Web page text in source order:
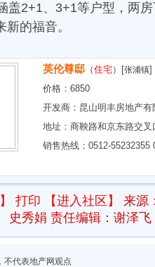
盖2+1、3+1等户型，两
的福音。
英伦尊邸 （住宅）[张浦镇]
价格： 6850
开发商： 昆山明丰房地产有
地址： 商鞅路和京东路交叉
销售热线：0512-55232355
打印 【进入社区】
来源
史秀娟 责任编辑：谢泽飞
不代表地产网观点